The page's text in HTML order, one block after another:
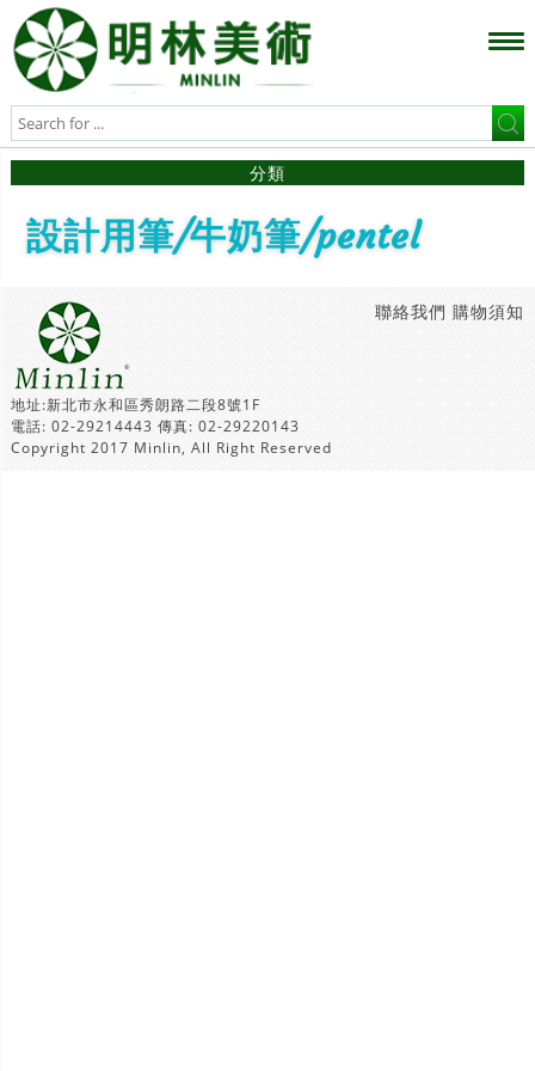
分類
設計用筆/牛奶筆/pentel
購物須知
聯絡我們
地址:新北市永和區秀朗路二段8號1F
電話: 02-29214443 傳真: 02-29220143
Copyright 2017 Minlin, All Right Reserved